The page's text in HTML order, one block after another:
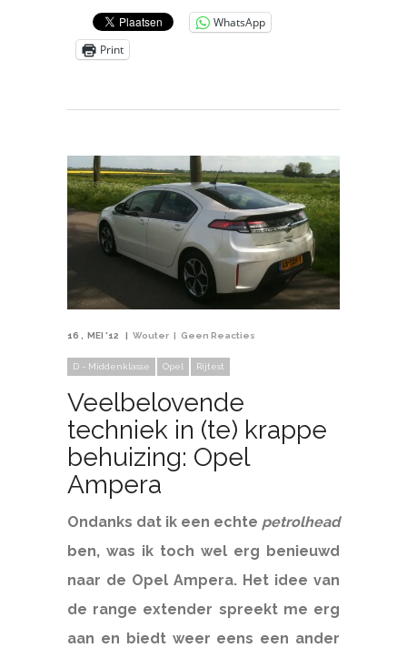
WhatsApp
Print
16 MEI '12 Wouter Geen Reacties
D - Middenklasse Opel Rijtest
Veelbelovende
techniek in (te) krappe
behuizing: Opel
Ampera
Ondanks dat ik een echte petrolhead
ben, was ik toch wel erg benieuwd
naar de Opel Ampera. Het idee van
de range extender spreekt me erg
aan en biedt weer eens een ander